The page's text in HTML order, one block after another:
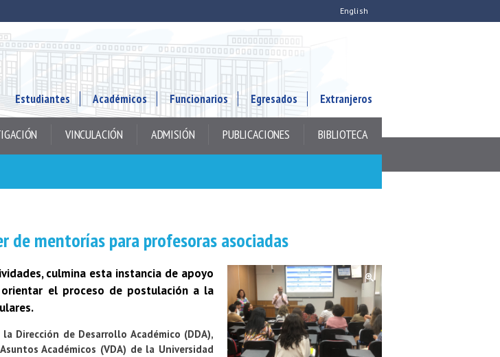
English
Estudiantes Académicos Funcionarios Egresados Extranjeros
VINCULACIÓN ADMISIÓN PUBLICACIONES BIBLIOTECA
de mentorías para profesoras asociadas
culmina esta instancia de apoyo
el proceso de postulación a la
la Dirección de Desarrollo Académico (DDA),
Académicos (VDA) de la Universidad